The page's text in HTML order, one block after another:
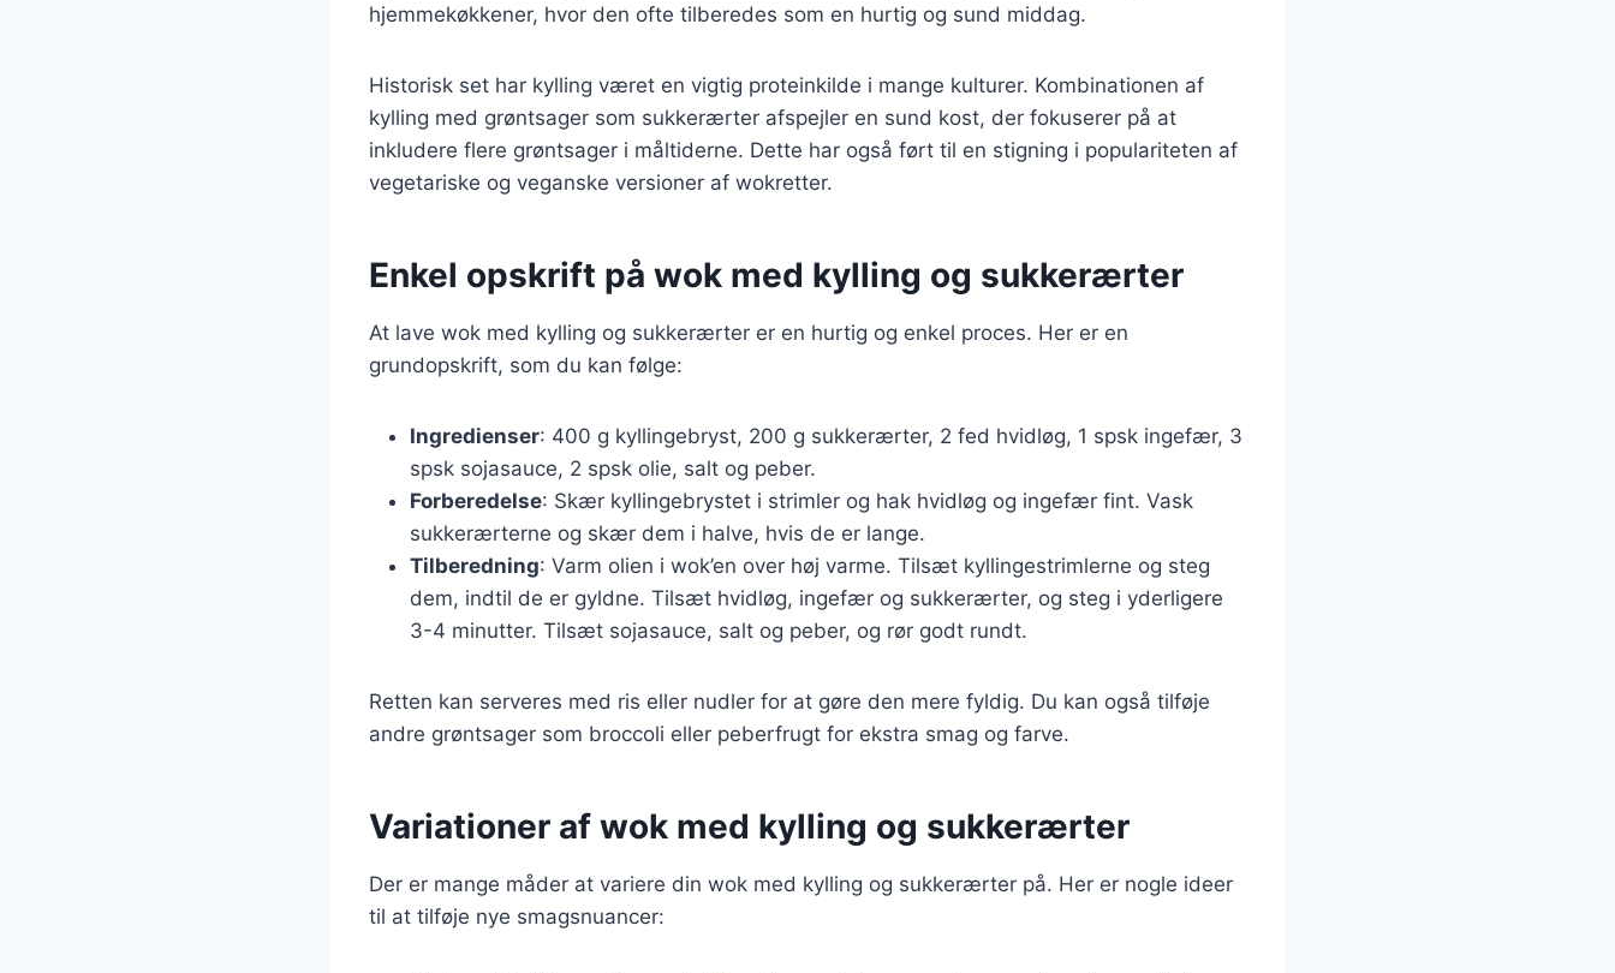
hjemmekøkkener, hvor den ofte tilberedes som en hurtig og sund middag.
Historisk set har kylling været en vigtig proteinkilde i mange kulturer. Kombinationen af
kylling med grøntsager som sukkerærter afspejler en sund kost, der fokuserer på at
inkludere flere grøntsager i måltiderne. Dette har også ført til en stigning i populariteten af
vegetariske og veganske versioner af wokretter.
Enkel opskrift på wok med kylling og sukkerærter
At lave wok med kylling og sukkerærter er en hurtig og enkel proces. Her er en
grundopskrift, som du kan følge:
Ingredienser: 400 g kyllingebryst, 200 g sukkerærter, 2 fed hvidløg, 1 spsk ingefær, 3
spsk sojasauce, 2 spsk olie, salt og peber.
Forberedelse: Skær kyllingebrystet i strimler og hak hvidløg og ingefær fint. Vask
sukkerærterne og skær dem i halve, hvis de er lange.
Tilberedning: Varm olien i wok’en over høj varme. Tilsæt kyllingestrimlerne og steg
dem, indtil de er gyldne. Tilsæt hvidløg, ingefær og sukkerærter, og steg i yderligere
3-4 minutter. Tilsæt sojasauce, salt og peber, og rør godt rundt.
Retten kan serveres med ris eller nudler for at gøre den mere fyldig. Du kan også tilføje
andre grøntsager som broccoli eller peberfrugt for ekstra smag og farve.
Variationer af wok med kylling og sukkerærter
Der er mange måder at variere din wok med kylling og sukkerærter på. Her er nogle ideer
til at tilføje nye smagsnuancer: